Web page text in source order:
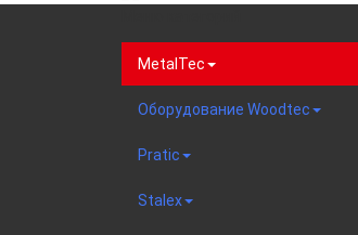
MetalTec
Оборудование Woodtec
Pratic
Stalex